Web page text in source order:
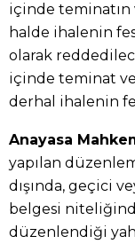
içinde teminatın
halde ihalenin
olarak
içinde teminat
derhal ihalenin
Anayasa
yapılan
dışında, geçici
belgesi
düzenlendiği